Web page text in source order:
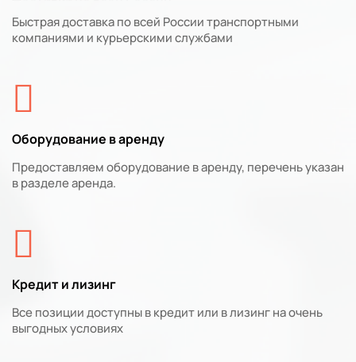
Быстрая доставка по всей России транспортными
компаниями и курьерскими службами
Оборудование в аренду
Предоставляем оборудование в аренду, перечень указан
в разделе аренда.
Кредит и лизинг
Все позиции доступны в кредит или в лизинг на очень
выгодных условиях